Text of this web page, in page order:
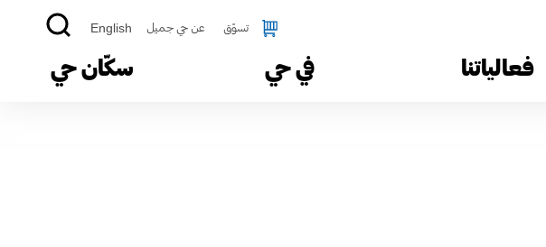
تسوّق عن حي جميل English
فعالياتنا في حي سكّان حي